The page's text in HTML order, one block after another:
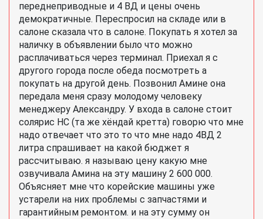
переднеприводные и 4 ВД и цены очень
демократичные. Переспросил на складе или в
салоне сказала что в салоне. Покупать я хотел за
наличку в объявлении было что можно
расплачиваться через терминал. Приехал я с
другого города после обеда посмотреть а
покупать на другой день. Позвонил Амине она
передала меня сразу молодому человеку
менеджеру Александру. У входа в салоне стоит
солярис НС (та же хёндай кретта) говорю что мне
надо отвечает что это то что мне надо 4ВД 2
литра спрашивает на какой бюджет я
рассчитываю. я называю цену какую мне
озвучивала Амина на эту машину 2 600 000.
Объясняет мне что корейские машины уже
устарели на них проблемы с запчастями и
гарантийным ремонтом. и на эту сумму он